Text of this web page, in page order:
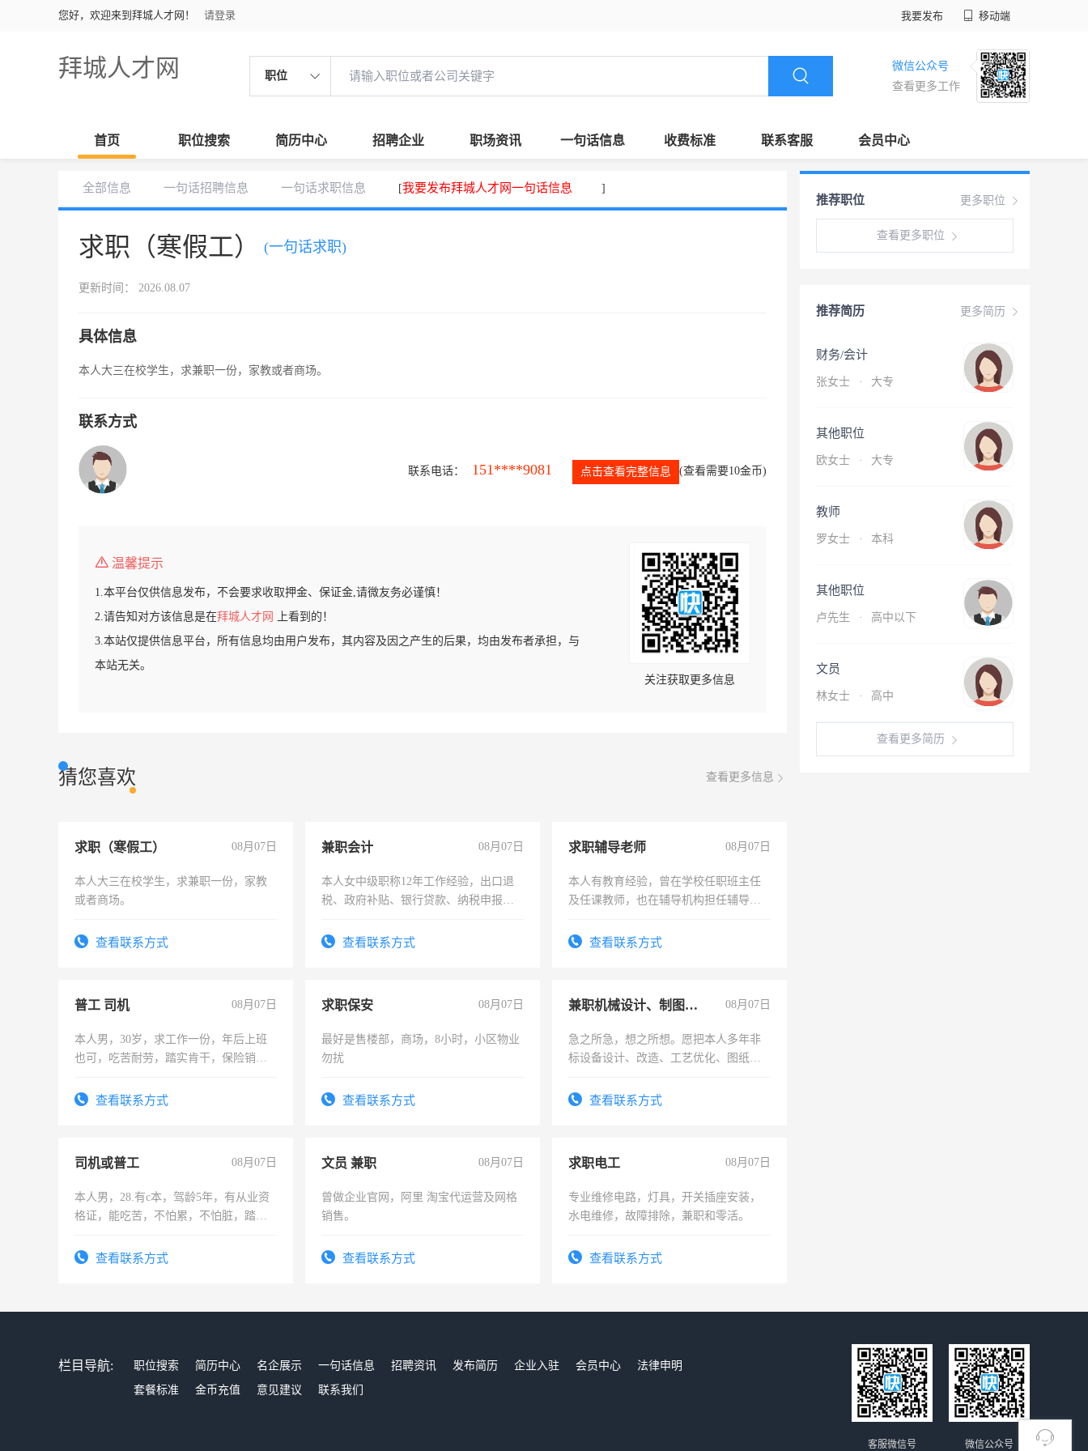
您好，欢迎来到拜城人才网！ 请登录 我要发布 移动端
拜城人才网 职位
微信公众号
查看更多工作
首页 职位搜索 简历中心 招聘企业 职场资讯 一句话信息 收费标准 联系客服 会员中心
全部信息 一句话招聘信息 一句话求职信息 [我要发布拜城人才网一句话信息 ]
求职（寒假工） (一句话求职)
更新时间： 2026.08.07
具体信息
本人大三在校学生，求兼职一份，家教或者商场。
联系方式
联系电话： 151****9081 点击查看完整信息 (查看需要10金币)
温馨提示
1.本平台仅供信息发布，不会要求收取押金、保证金,请微友务必谨慎！
2.请告知对方该信息是在拜城人才网
上看到的！
3.本站仅提供信息平台，所有信息均由用户发布，其内容及因之产生的后果，均由发布者承担，与
本站无关。
关注获取更多信息
猜您喜欢 查看更多信息
求职（寒假工） 08月07日
本人大三在校学生，求兼职一份，家教
或者商场。
查看联系方式
兼职会计 08月07日
本人女中级职称12年工作经验，出口退
税、政府补贴、银行贷款、纳税申报、
务，财务咨询等业务。欲求兼职会计工
查看联系方式
求职辅导老师 08月07日
本人有教育经验，曾在学校任职班主任
及任课教师，也在辅导机构担任辅导教
查看联系方式
普工 司机 08月07日
本人男，30岁，求工作一份，年后上班
也可，吃苦耐劳，踏实肯干，保险销售
查看联系方式
求职保安 08月07日
最好是售楼部，商场，8小时，小区物业
勿扰
查看联系方式
兼职机械设计、制图、设备改造 08月07日
急之所急，想之所想。愿把本人多年非
标设备设计、改造、工艺优化、图纸制
结识有识之士，共享未来。
查看联系方式
司机或普工 08月07日
本人男，28.有c本，驾龄5年，有从业资
格证，能吃苦，不怕累，不怕脏，踏
查看联系方式
文员 兼职 08月07日
曾做企业官网，阿里 淘宝代运营及网格
销售。
查看联系方式
求职电工 08月07日
专业维修电路，灯具，开关插座安装，
水电维修，故障排除，兼职和零活。
查看联系方式
更多职位
推荐职位
查看更多职位
更多简历
推荐简历
财务/会计
张女士 · 大专
其他职位
欧女士 · 大专
教师
罗女士 · 本科
其他职位
卢先生 · 高中以下
文员
林女士 · 高中
查看更多简历
栏目导航: 职位搜索 简历中心 名企展示 一句话信息 招聘资讯 发布简历 企业入驻 会员中心
法律申明
套餐标准
金币充值 意见建议 联系我们
微信公众号
客服微信号